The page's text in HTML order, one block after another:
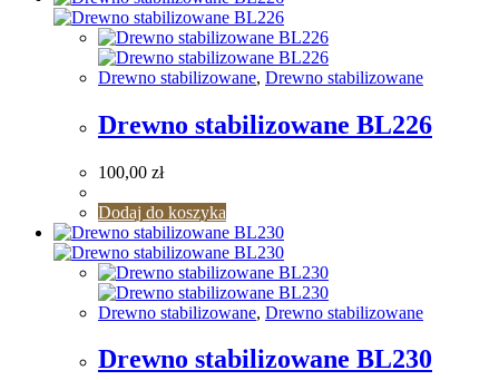
Drewno stabilizowane, Drewno stabilizowane
Drewno stabilizowane BL226
100,00 zł
Dodaj do koszyka
Drewno stabilizowane, Drewno stabilizowane
Drewno stabilizowane BL230